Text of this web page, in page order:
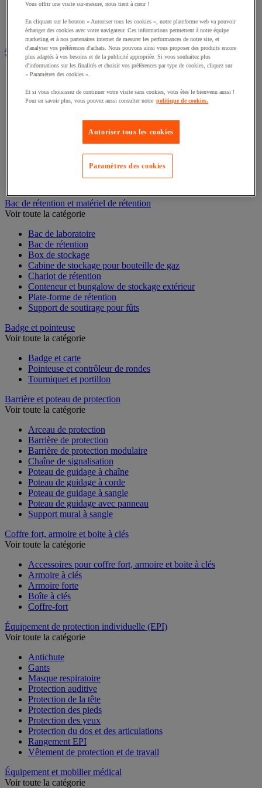
Alarme et détecteur de mouvement
Vidéosurveillance
Armoire de sécurité et stockage de produits dangereux
Voir toute la catégorie
Accessoires pour armoire de sécurité et de stockage
Armoire bouteilles de gaz
Armoire de sûreté
Armoire pour batteries lithium-ion
Armoire pour produits corrosifs
Armoire pour produits inflammables
Armoire pour produits phytosanitaires
Armoire pour produits toxiques
Bac de rétention et matériel de rétention
Voir toute la catégorie
Bac de laboratoire
Bac de rétention
Box de stockage
Cabine de stockage pour bouteille de gaz
Chariot de rétention
Conteneur et bungalow de stockage extérieur
Plate-forme de rétention
Support de soutirage pour fûts
Badge et pointeuse
Voir toute la catégorie
Badge et carte
Pointeuse et contrôleur de rondes
Tourniquet et portillon
Barrière et poteau de protection
Voir toute la catégorie
Arceau de protection
Barrière de protection
Barrière de protection modulaire
Chaîne de signalisation
Poteau de guidage à chaîne
Poteau de guidage à corde
Poteau de guidage à sangle
Poteau de guidage avec panneau
Support mural à sangle
Coffre fort, armoire et boite à clés
Voir toute la catégorie
Accessoires pour coffre fort, armoire et boite à clés
Armoire à clés
Armoire forte
Boîte à clés
Coffre-fort
Équipement de protection individuelle (EPI)
Voir toute la catégorie
Antichute
Gants
Masque respiratoire
Protection auditive
Protection de la tête
Protection des pieds
Protection des yeux
Protection du dos et des articulations
Rangement EPI
Vêtement de protection et de travail
Équipement et mobilier médical
Voir toute la catégorie
Vous offrir une visite sur-mesure, nous tient à cœur !
En cliquant sur le bouton « Autoriser tous les cookies », notre plateforme web va pouvoir
échanger des cookies avec votre navigateur. Ces informations permettent à notre équipe
marketing et à nos partenaires internet de mesurer les performances de notre site, et
d'analyser vos préférences d'achats. Nous pouvons ainsi vous proposer des produits encore
plus adaptés à vos besoins et de la publicité appropriée. Si vous souhaitez plus
d'informations sur les finalités et choisir vos préférences par type de cookies, cliquez sur
« Paramètres des cookies ».
Et si vous choisissez de continuer votre visite sans cookies, vous êtes le bienvenu aussi !
Pour en savoir plus, vous pouvez aussi consulter notre politique de cookies.
Autoriser tous les cookies
Paramètres des cookies